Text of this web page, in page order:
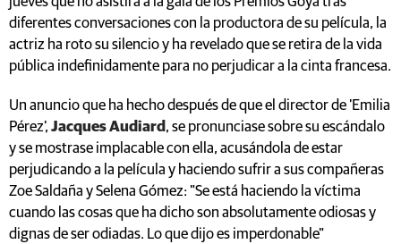
diferentes conversaciones con la productora de su película, la
actriz ha roto su silencio y ha revelado que se retira de la vida
pública indefinidamente para no perjudicar a la cinta francesa.
Un anuncio que ha hecho después de que el director de 'Emilia
Pérez', Jacques Audiard , se pronunciase sobre su escándalo
y se mostrase implacable con ella, acusándola de estar
perjudicando a la película y haciendo sufrir a sus compañeras
Zoe Saldaña y Selena Gómez: "Se está haciendo la víctima
cuando las cosas que ha dicho son absolutamente odiosas y
dignas de ser odiadas. Lo que dijo es imperdonable"